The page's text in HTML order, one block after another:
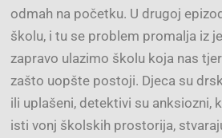
odmah na početku. U drugoj
školu, i tu se problem promalja iz
zapravo ulazimo školu koja nas
zašto uopšte postoji. Djeca su
ili uplašeni, detektivi su anksiozni,
isti vonj školskih prostorija,